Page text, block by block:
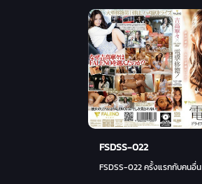
FSDSS-022
FSDSS-022 ครั้งแรกกับคนอื่น